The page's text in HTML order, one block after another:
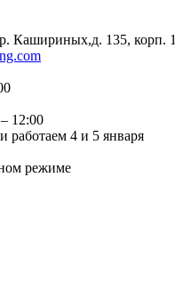
Кашириных,д. 135, корп. 1
12:00
работаем 4 и 5 января
режиме